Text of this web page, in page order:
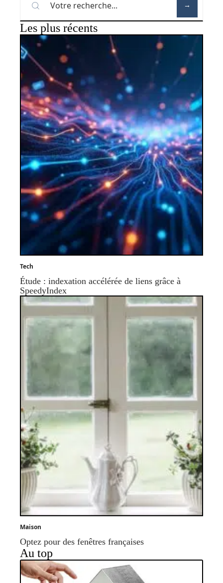
Les plus récents
Tech
Étude : indexation accélérée de liens grâce à
SpeedyIndex
Maison
Optez pour des fenêtres françaises
Au top